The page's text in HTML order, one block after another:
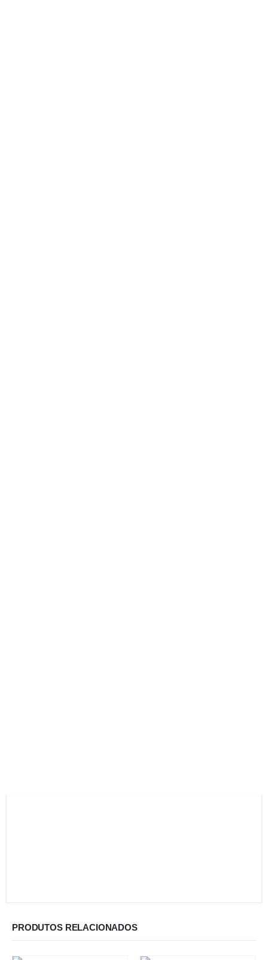
PRODUTOS RELACIONADOS